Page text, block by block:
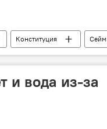
Конституция Сейм
и вода из-за